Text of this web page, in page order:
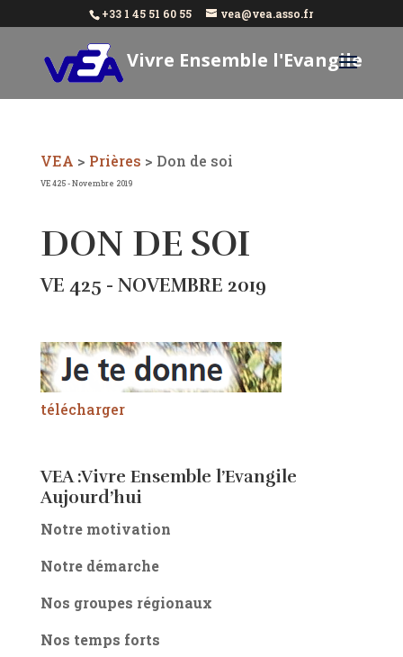
+33 1 45 51 60 55 vea@vea.asso.fr
Vivre Ensemble l'Evangile
VEA > Prières > Don de soi
VE 425 - Novembre 2019
DON DE SOI
VE 425 - NOVEMBRE 2019
télécharger
VEA :Vivre Ensemble l’Evangile
Aujourd’hui
Notre motivation
Notre démarche
Nos groupes régionaux
Nos temps forts